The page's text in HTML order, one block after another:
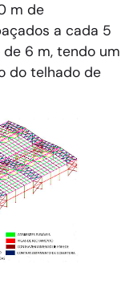
m de
a cada 5
6 m, tendo um
do telhado de